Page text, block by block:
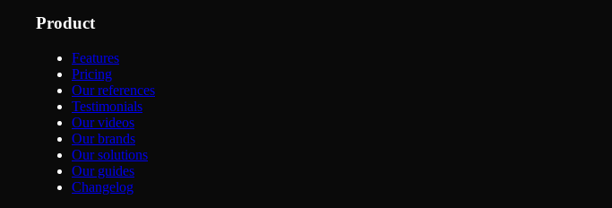
Product
Features
Pricing
Our references
Testimonials
Our videos
Our brands
Our solutions
Our guides
Changelog